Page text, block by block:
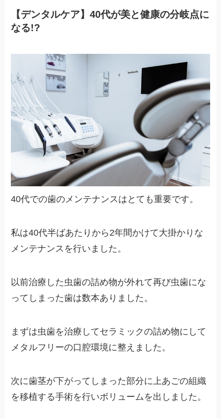
【デンタルケア】40代が美と健康の分岐点に
なる!?
40代での歯のメンテナンスはとても重要です。
私は40代半ばあたりから2年間かけて大掛かりな
メンテナンスを行いました。
以前治療した虫歯の詰め物が外れて再び虫歯にな
ってしまった歯は数本ありました。
まずは虫歯を治療してセラミックの詰め物にして
メタルフリーの口腔環境に整えました。
次に歯茎が下がってしまった部分に上あごの組織
を移植する手術を行いボリュームを出しました。